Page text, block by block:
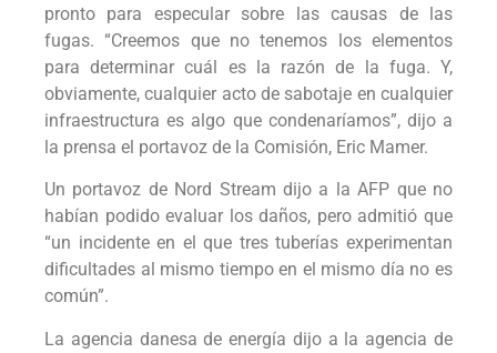
pronto para especular sobre las causas de las
fugas. “Creemos que no tenemos los elementos
para determinar cuál es la razón de la fuga. Y,
obviamente, cualquier acto de sabotaje en cualquier
infraestructura es algo que condenaríamos”, dijo a
la prensa el portavoz de la Comisión, Eric Mamer.
Un portavoz de Nord Stream dijo a la AFP que no
habían podido evaluar los daños, pero admitió que
“un incidente en el que tres tuberías experimentan
dificultades al mismo tiempo en el mismo día no es
común”.
La agencia danesa de energía dijo a la agencia de